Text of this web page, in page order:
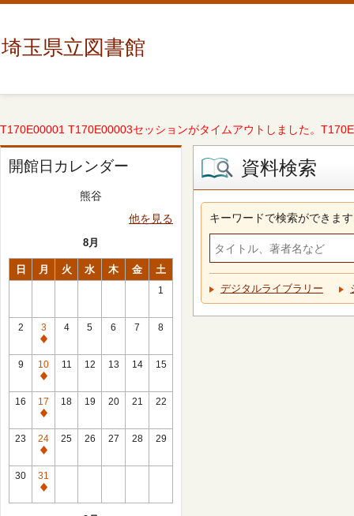
埼玉県立図書館
T170E00001 T170E00003セッションがタイムアウトしました。
開館日カレンダー
熊谷
他を見る
8月
日 月 火 水 木 金 土
1
2
3
休
館
日
4 5 6 7 8
9
10
休
館
日
11 12 13 14 15
16
17
休
館
日
18 19 20 21 22
23
24
休
館
日
25 26 27 28 29
30
31
休
資料検索
キーワードで検索ができます
デジタルライブラリー